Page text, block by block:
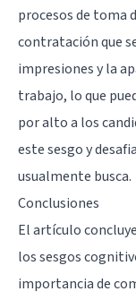
procesos de toma
contratación que
impresiones y la
trabajo, lo que
por alto a los
este sesgo y
usualmente busca.
Conclusiones
El artículo
los sesgos
importancia de